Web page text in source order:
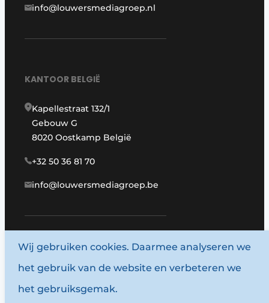
info@louwersmediagroep.nl
KANTOOR BELGIË
Kapellestraat 132/1
Gebouw G
8020 Oostkamp België
+32 50 36 81 70
info@louwersmediagroep.be
www.louwersmediagroep.com
© 1987 - 2026 Louwersmediagroep.
Algemene voorwaarden
Wij gebruiken cookies. Daarmee analyseren we
het gebruik van de website en verbeteren we
het gebruiksgemak.